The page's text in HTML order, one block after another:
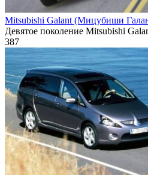
Mitsubishi Galant (Мицубиши
Девятое поколение Mitsubishi
387